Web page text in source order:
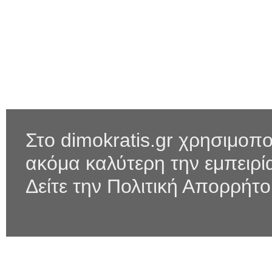
Στο dimokratis.gr
ακόμα καλύτερη την
Δείτε την Πολιτική